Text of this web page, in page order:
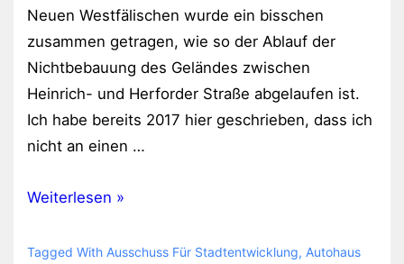
Neuen Westfälischen wurde ein bisschen
zusammen getragen, wie so der Ablauf der
Nichtbebauung des Geländes zwischen
Heinrich- und Herforder Straße abgelaufen ist.
Ich habe bereits 2017 hier geschrieben, dass ich
nicht an einen …
Edeka
„Autohaus
Weiterlesen »
Tagged With Ausschuss Für Stadtentwicklung, Autohaus